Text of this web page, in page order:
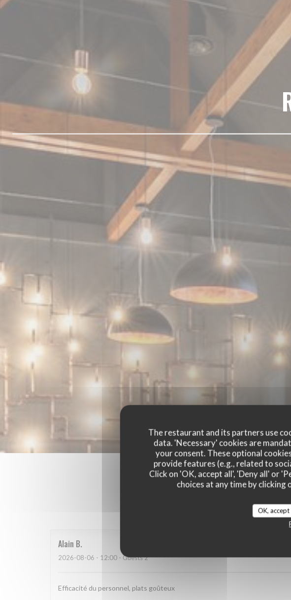
The restaurant and its partners use
data. 'Necessary' cookies are
your consent. These optional
provide features (e.g., related to
Click on 'OK, accept all', 'Deny all' or
choices at any time by
OK, accept
Our customer
Alain B
2026-08-06 - 12:00 - Guests 2
Efficacité du personnel, plats goûteux